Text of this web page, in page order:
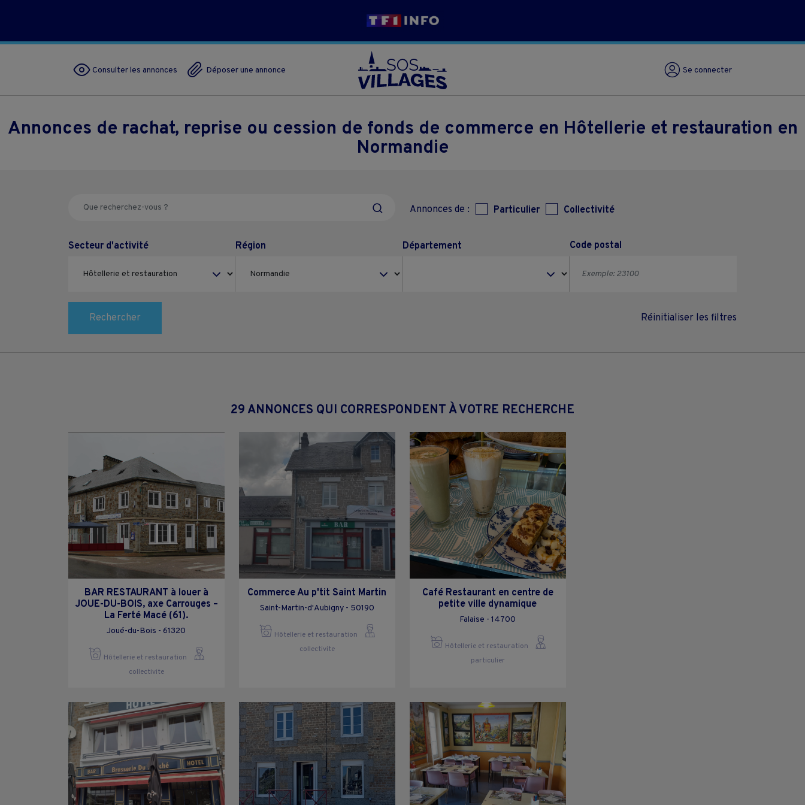
Consulter les annonces Déposer une annonce Se connecter
Annonces de rachat, reprise ou cession de fonds de commerce en Hôtellerie et restauration en
Normandie
Annonces de : Particulier Collectivité
Secteur d'activité Région Département Code postal
Rechercher Réinitialiser les filtres
29 ANNONCES QUI CORRESPONDENT À VOTRE RECHERCHE
BAR RESTAURANT à louer à
JOUE-DU-BOIS, axe Carrouges –
La Ferté Macé (61).
Joué-du-Bois - 61320
Hôtellerie et restauration
collectivite
Commerce Au p'tit Saint Martin
Saint-Martin-d'Aubigny - 50190
Hôtellerie et restauration
collectivite
Café Restaurant en centre de
petite ville dynamique
Falaise - 14700
Hôtellerie et restauration
particulier